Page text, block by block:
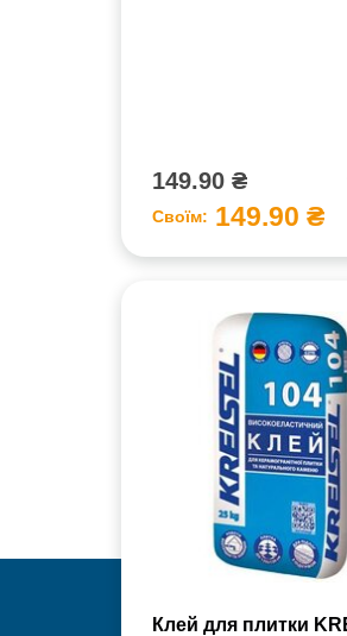
149.90 ₴
Своїм: 149.90 ₴
Клей для плитки